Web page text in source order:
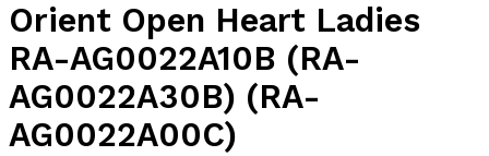
Orient Open Heart Ladies
RA-AG0022A10B (RA-
AG0022A30B) (RA-
AG0022A00C)